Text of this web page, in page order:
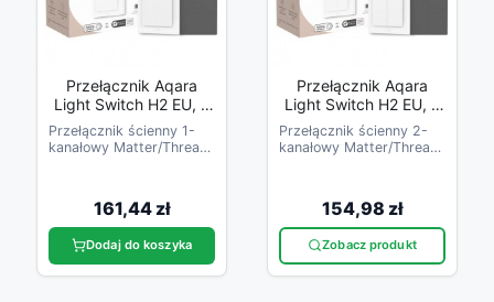
Przełącznik Aqara
Light Switch H2 EU, 2
Przyciski, 1 Kanał,
Offline
Przełącznik ścienny 1-
kanałowy Matter/Thread
161,44 zł
Dodaj do koszyka
Przełącznik Aqara
Light Switch H2 EU, 4
Przyciski, 2 Kanały,
Offline
Przełącznik ścienny 2-
kanałowy Matter/Thread
154,98 zł
Zobacz produkt